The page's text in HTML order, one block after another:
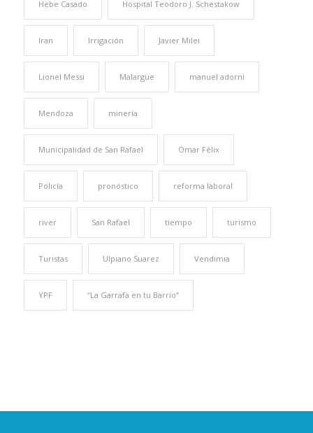
Hebe Casado Hospital Teodoro J. Schestakow
Iran Irrigación Javier Milei
Lionel Messi Malargüe manuel adorni
Mendoza minería
Municipalidad de San Rafael Omar Félix
Policía pronóstico reforma laboral
river San Rafael tiempo turismo
Turistas Ulpiano Suarez Vendimia
YPF “La Garrafa en tu Barrio”